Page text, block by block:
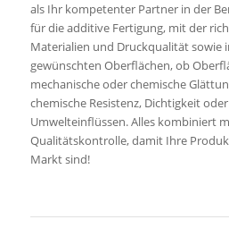
als Ihr kompetenter Partner in der
für die additive Fertigung, mit der
Materialien und Druckqualität sowie
gewünschten Oberflächen, ob
mechanische oder chemische
chemische Resistenz, Dichtigkeit
Umwelteinflüssen. Alles kombiniert
Qualitätskontrolle, damit Ihre
Markt sind!